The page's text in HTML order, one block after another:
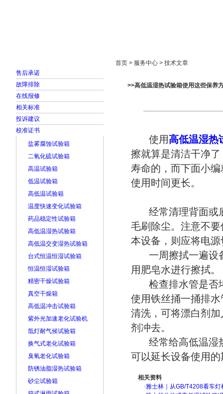
售后承诺
故障排除
在线报修
相关标准
投诉建议
校准证书
盐雾腐蚀试验箱
二氧化硫试验箱
高温试验箱
低温试验箱
高低温试验箱
温度快速变化试验箱
药品稳定性试验箱
高低温湿热试验箱
高低温交变湿热试验箱
台式恒温恒湿试验箱
恒温恒湿试验箱
精密干燥试验箱
真空干燥箱
高低温冲击试验箱
紫外光加速老化试验机
氙灯耐气候试验箱
换气式老化试验箱
臭氧老化试验箱
防锈油脂湿热试验箱
砂尘试验箱
首页 > 服务中心 > 技术文章
>>高低温湿热试验箱使用这些保养
使用高低温湿热
擦就算是清洁干净
寿命的，而下面小
使用时间更长。
经常清理背面或
毛刷除尘。注意不
本设备，则应将电
一周擦拭一遍设
用肥皂水进行擦拭。
检查排水管是否
使用铁丝捅一捅排
清洗，可将漂白剂
剂冲去。
经常给高低温湿
可以延长设备使用的
相关资料
·雅士林｜从GB/T4208看车